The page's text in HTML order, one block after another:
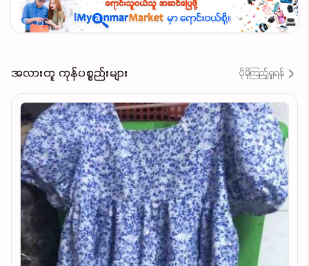
အလားတူ ကုန်ပစ္စည်းများ ပိုမိုကြည့်ရှုရန်